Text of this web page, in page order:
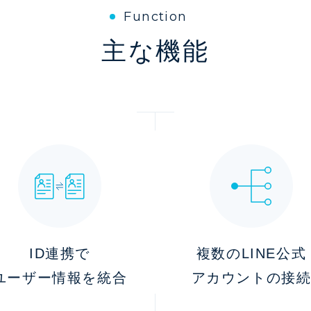
Function
主な機能
ID連携で
ーザー情報を統合
複数のLINE公式
アカウントの接続